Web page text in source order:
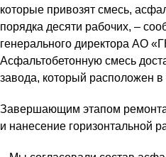
которые привозят смесь,
порядка десяти рабочих, –
генерального директора АО
Асфальтобетонную смесь
завода, который расположен в
Завершающим этапом ремонта
и нанесение горизонтальной